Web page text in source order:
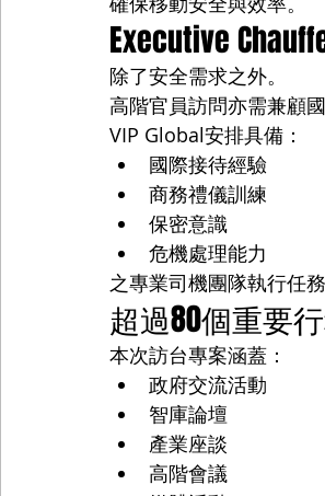
Executive
除了安全需求之外。
高階官員訪問亦需兼顧國
VIP Global安排具備：
國際接待經驗
商務禮儀訓練
保密意識
危機處理能力
之專業司機團隊執行任務
超過80個重要
本次訪台專案涵蓋：
政府交流活動
智庫論壇
產業座談
高階會議